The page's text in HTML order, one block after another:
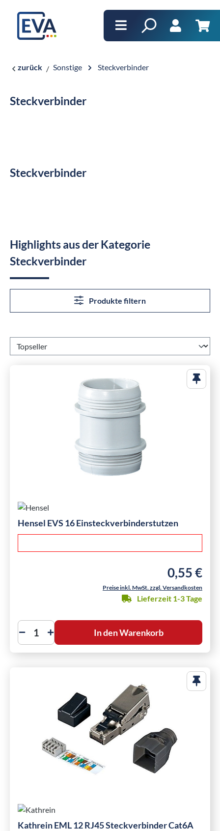
springen
zurück Sonstige Steckverbinder
Steckverbinder
Steckverbinder
Highlights aus der Kategorie
Steckverbinder
Produkte filtern
Hensel EVS 16 Einsteckverbinderstutzen
Regulärer
0,55 €
Preise inkl. MwSt. zzgl. Versandkosten
Lieferzeit 1-3 Tage
In den Warenkorb
Kathrein EML 12 RJ45 Steckverbinder Cat6A